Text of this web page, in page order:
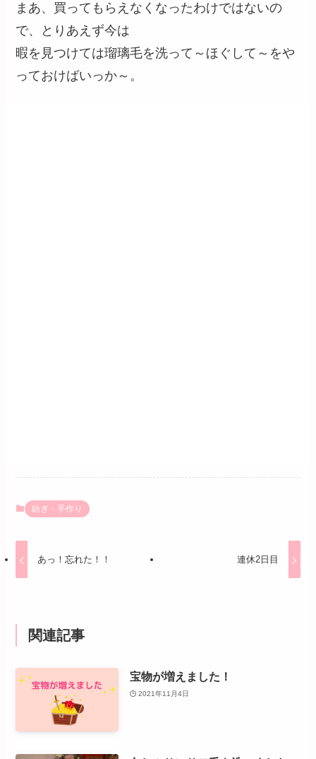
まあ、買ってもらえなくなったわけではないの
で、とりあえず今は
暇を見つけては瑠璃毛を洗って～ほぐして～をや
っておけばいっか～。
紡ぎ・手作り
あっ！忘れた！！ 連休2日目
関連記事
宝物が増えました！
2021年11月4日